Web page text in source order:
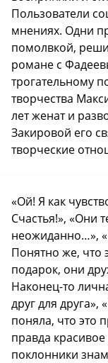
Пользователи
мнениях. Одни
помолвкой,
романе с
трогательному
творчества
лет женат и
Закировой его
творческие
«Ой! Я как
Счастья!», «Они
неожиданно…»,
Понятно же, что
подарок, они
Наконец-то
друг для друга»,
поняла, что это
правда
поклонники